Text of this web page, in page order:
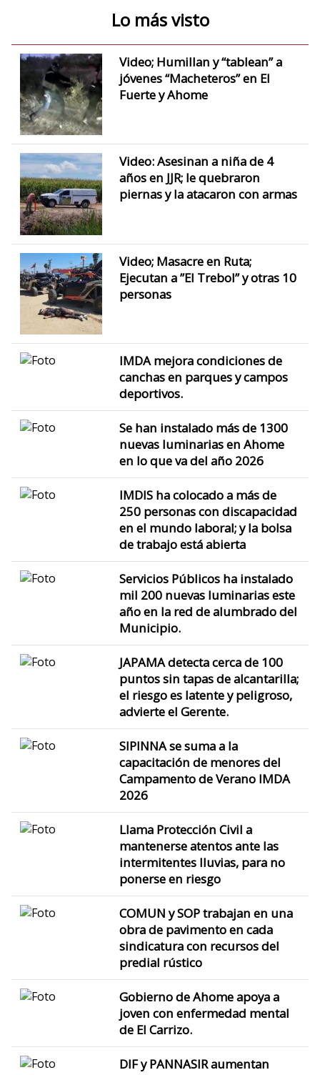
Lo más visto
Video; Humillan y “tablean” a
jóvenes “Macheteros” en El
Fuerte y Ahome
Video: Asesinan a niña de 4
años en JJR; le quebraron
piernas y la atacaron con armas
Video; Masacre en Ruta;
Ejecutan a ”El Trebol” y otras 10
personas
IMDA mejora condiciones de
canchas en parques y campos
deportivos.
Se han instalado más de 1300
nuevas luminarias en Ahome
en lo que va del año 2026
IMDIS ha colocado a más de
250 personas con discapacidad
en el mundo laboral; y la bolsa
de trabajo está abierta
Servicios Públicos ha instalado
mil 200 nuevas luminarias este
año en la red de alumbrado del
Municipio.
JAPAMA detecta cerca de 100
puntos sin tapas de alcantarilla;
el riesgo es latente y peligroso,
advierte el Gerente.
SIPINNA se suma a la
capacitación de menores del
Campamento de Verano IMDA
2026
Llama Protección Civil a
mantenerse atentos ante las
intermitentes lluvias, para no
ponerse en riesgo
COMUN y SOP trabajan en una
obra de pavimento en cada
sindicatura con recursos del
predial rústico
Gobierno de Ahome apoya a
joven con enfermedad mental
de El Carrizo.
DIF y PANNASIR aumentan